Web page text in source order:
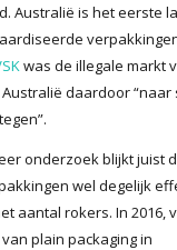
Australië is het eerste
was de illegale markt
daardoor “naar
onderzoek blijkt juist
wel degelijk
aantal rokers. In 2016,
plain packaging in